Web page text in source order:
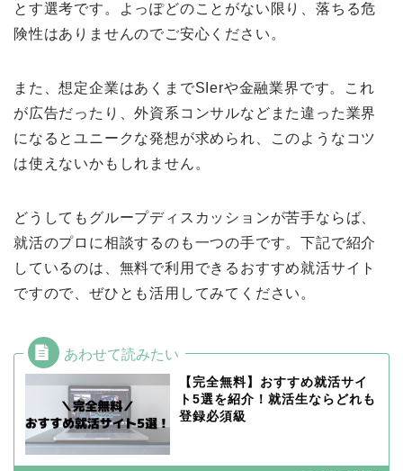
とす選考です。よっぽどのことがない限り、落ちる危
険性はありませんのでご安心ください。
また、想定企業はあくまでSIerや金融業界です。これ
が広告だったり、外資系コンサルなどまた違った業界
になるとユニークな発想が求められ、このようなコツ
は使えないかもしれません。
どうしてもグループディスカッションが苦手ならば、
就活のプロに相談するのも一つの手です。下記で紹介
しているのは、無料で利用できるおすすめ就活サイト
ですので、ぜひとも活用してみてください。
【完全無料】おすすめ就活サイ
ト5選を紹介！就活生ならどれも
登録必須級